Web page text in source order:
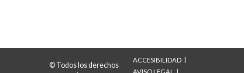
© Todos los derechos
ACCESIBILIDAD
AVISO LEGAL